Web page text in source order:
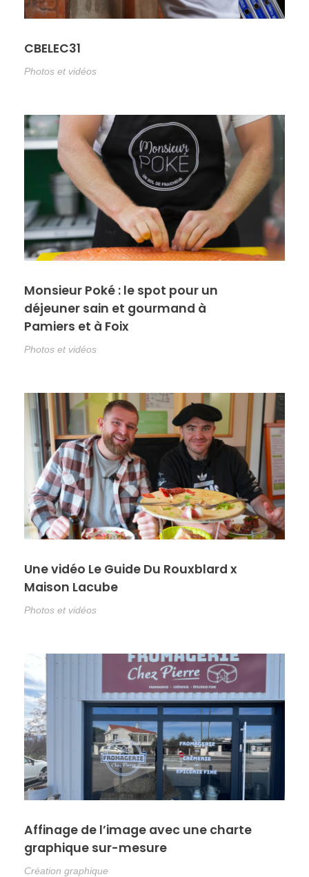
CBELEC31
Photos et vidéos
Monsieur Poké : le spot pour un
déjeuner sain et gourmand à
Pamiers et à Foix
Photos et vidéos
Une vidéo Le Guide Du Rouxblard x
Maison Lacube
Photos et vidéos
Affinage de l’image avec une charte
graphique sur-mesure
Création graphique